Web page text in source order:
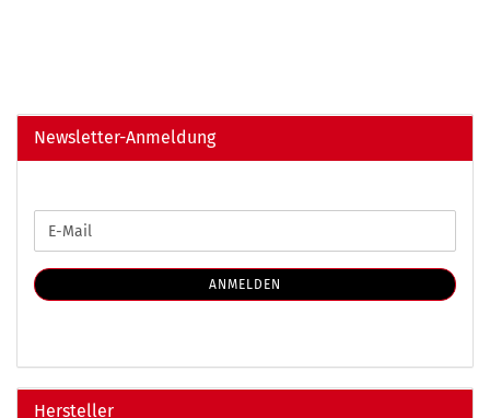
Newsletter-Anmeldung
ZUR
ANMELDUNG
E-
Mail
ANMELDEN
Hersteller